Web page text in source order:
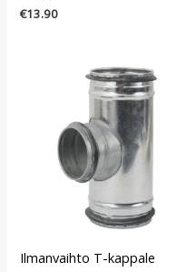
€13.90
Ilmanvaihto T-kappale